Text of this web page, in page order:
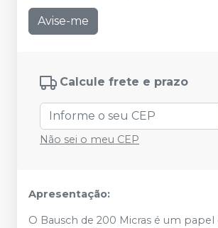
Avise-me
Calcule frete e prazo
Não sei o meu CEP
Apresentação:
O Bausch de 200 Micras é um papel